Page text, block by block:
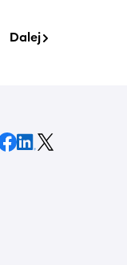
Dalej